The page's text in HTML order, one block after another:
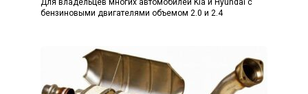
Для владельцев многих автомобилей Kia и Hyundai с
бензиновыми двигателями объемом 2.0 и 2.4